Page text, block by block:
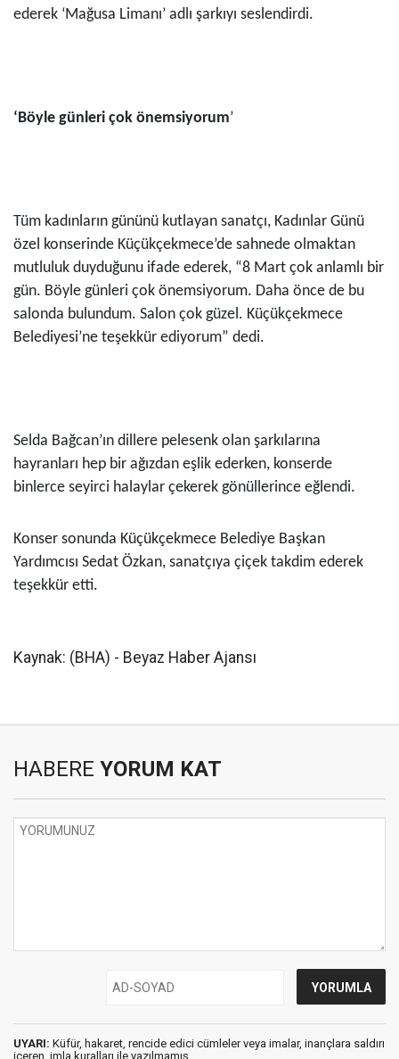
ederek ‘Mağusa Limanı’ adlı şarkıyı seslendirdi.
‘Böyle günleri çok önemsiyorum’
Tüm kadınların gününü kutlayan sanatçı, Kadınlar Günü
özel konserinde Küçükçekmece’de sahnede olmaktan
mutluluk duyduğunu ifade ederek, “8 Mart çok anlamlı bir
gün. Böyle günleri çok önemsiyorum. Daha önce de bu
salonda bulundum. Salon çok güzel. Küçükçekmece
Belediyesi’ne teşekkür ediyorum” dedi.
Selda Bağcan’ın dillere pelesenk olan şarkılarına
hayranları hep bir ağızdan eşlik ederken, konserde
binlerce seyirci halaylar çekerek gönüllerince eğlendi.
Konser sonunda Küçükçekmece Belediye Başkan
Yardımcısı Sedat Özkan, sanatçıya çiçek takdim ederek
teşekkür etti.
Kaynak: (BHA) - Beyaz Haber Ajansı
HABERE YORUM KAT
UYARI: Küfür, hakaret, rencide edici cümleler veya imalar, inançlara saldırı
içeren, imla kuralları ile yazılmamış,